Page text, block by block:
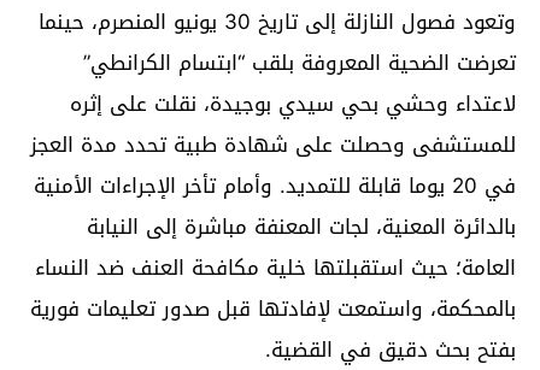
وتعود فصول النازلة إلى تاريخ 30 يونيو المنصرم، حينما
تعرضت الضحية المعروفة بلقب “ابتسام الكرانطي”
لاعتداء وحشي بحي سيدي بوجيدة، نقلت على إثره
للمستشفى وحصلت على شهادة طبية تحدد مدة العجز
في 20 يوما قابلة للتمديد. وأمام تأخر الإجراءات الأمنية
بالدائرة المعنية، لجات المعنفة مباشرة إلى النيابة
العامة؛ حيث استقبلتها خلية مكافحة العنف ضد النساء
بالمحكمة، واستمعت لإفادتها قبل صدور تعليمات فورية
بفتح بحث دقيق في القضية.